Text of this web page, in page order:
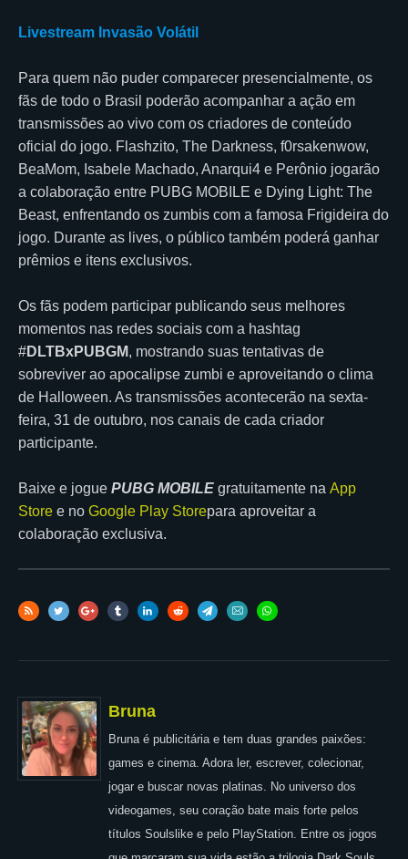
Livestream Invasão Volátil
Para quem não puder comparecer presencialmente, os
fãs de todo o Brasil poderão acompanhar a ação em
transmissões ao vivo com os criadores de conteúdo
oficial do jogo. Flashzito, The Darkness, f0rsakenwow,
BeaMom, Isabele Machado, Anarqui4 e Perônio jogarão
a colaboração entre PUBG MOBILE e Dying Light: The
Beast, enfrentando os zumbis com a famosa Frigideira do
jogo. Durante as lives, o público também poderá ganhar
prêmios e itens exclusivos.
Os fãs podem participar publicando seus melhores
momentos nas redes sociais com a hashtag
#DLTBxPUBGM, mostrando suas tentativas de
sobreviver ao apocalipse zumbi e aproveitando o clima
de Halloween. As transmissões acontecerão na sexta-
feira, 31 de outubro, nos canais de cada criador
participante.
Baixe e jogue PUBG MOBILE gratuitamente na App
Store e no Google Play Storepara aproveitar a
colaboração exclusiva.
Bruna
Bruna é publicitária e tem duas grandes paixões:
games e cinema. Adora ler, escrever, colecionar,
jogar e buscar novas platinas. No universo dos
videogames, seu coração bate mais forte pelos
títulos Soulslike e pelo PlayStation. Entre os jogos